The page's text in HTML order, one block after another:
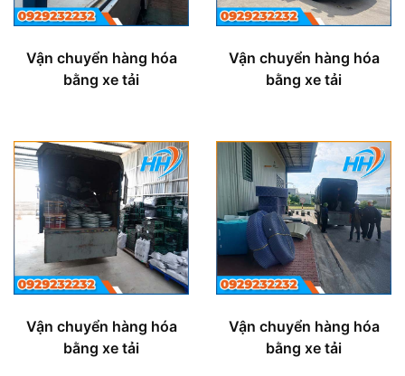
Vận chuyển hàng hóa
bằng xe tải
Vận chuyển hàng hóa
bằng xe tải
Vận chuyển hàng hóa
bằng xe tải
Vận chuyển hàng hóa
bằng xe tải